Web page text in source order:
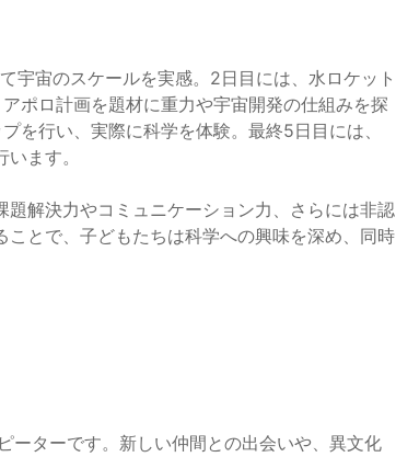
宇宙のスケールを実感。2日目には、水ロケット
ポロ計画を題材に重力や宇宙開発の仕組みを探
を行い、実際に科学を体験。最終5日目には、
ます。
解決力やコミュニケーション力、さらには非認
とで、子どもたちは科学への興味を深め、同時
ーターです。新しい仲間との出会いや、異文化